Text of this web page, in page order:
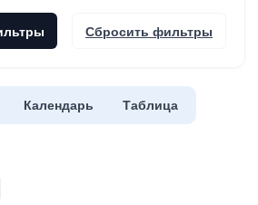
Сбросить фильтры
Календарь Таблица